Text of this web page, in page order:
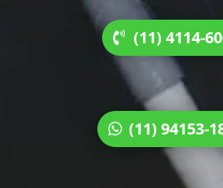
(11) 4114-
(11) 94153-